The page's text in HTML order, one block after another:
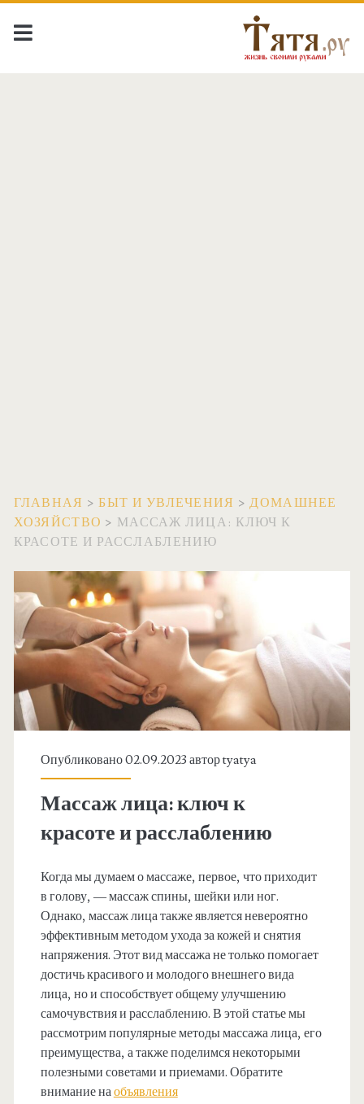
ГЛАВНАЯ >БЫТ И УВЛЕЧЕНИЯ >ДОМАШНЕЕ
ХОЗЯЙСТВО > МАССАЖ ЛИЦА: КЛЮЧ К
КРАСОТЕ И РАССЛАБЛЕНИЮ
Опубликовано 02.09.2023 авторtyatya
Массаж лица: ключ к
красоте и расслаблению
Когда мы думаем о массаже, первое, что приходит
в голову, — массаж спины, шейки или ног.
Однако, массаж лица также является невероятно
эффективным методом ухода за кожей и снятия
напряжения. Этот вид массажа не только помогает
достичь красивого и молодого внешнего вида
лица, но и способствует общему улучшению
самочувствия и расслаблению. В этой статье мы
рассмотрим популярные методы массажа лица, его
преимущества, а также поделимся некоторыми
полезными советами и приемами. Обратите
внимание наобъявления